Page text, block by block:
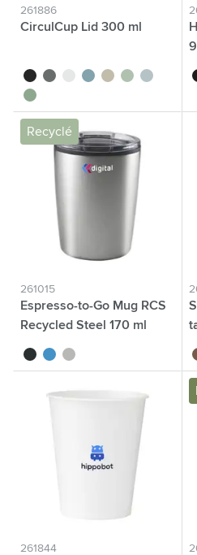
261886
CirculCup Lid 300 ml
noir gris pierre
blanc cassé
bleu moyen
beigevert clairbleu clair
vert moyen
Recyclé
261015
Espresso-to-Go Mug RCS
Recycled Steel 170 ml
noir bleu argenté
261844